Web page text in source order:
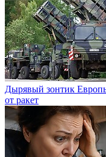
Дырявый зонтик
от ракет